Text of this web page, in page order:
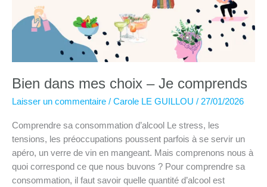
Bien dans mes choix – Je comprends
Laisser un commentaire / Carole LE GUILLOU / 27/01/2026
Comprendre sa consommation d’alcool Le stress, les
tensions, les préoccupations poussent parfois à se servir un
apéro, un verre de vin en mangeant. Mais comprenons nous à
quoi correspond ce que nous buvons ? Pour comprendre sa
consommation, il faut savoir quelle quantité d’alcool est